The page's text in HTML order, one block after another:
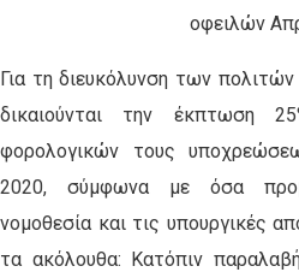
οφειλών
Για τη διευκόλυνση των
δικαιούνται την έκπτωση
φορολογικών τους
2020, σύμφωνα με όσα
νομοθεσία και τις υπουργικές
τα ακόλουθα: Κατόπιν